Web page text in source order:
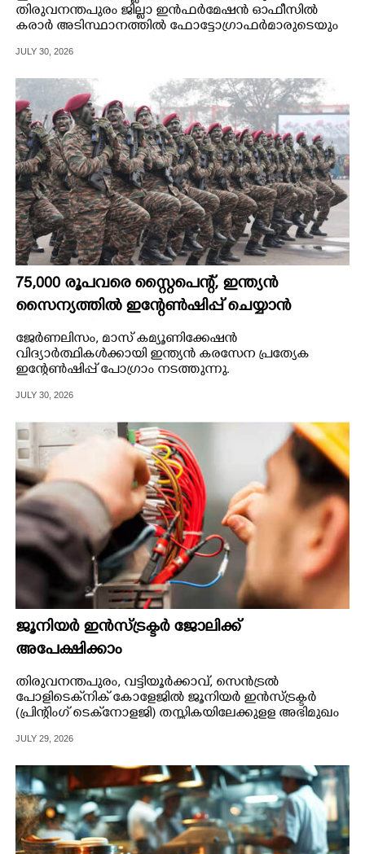
തിരുവനന്തപുരം ജില്ലാ ഇൻഫർമേഷൻ ഓഫീസിൽ
കരാർ അടിസ്ഥാനത്തിൽ ഫോട്ടോഗ്രാഫർമാരുടെയും
JULY 30, 2026
75,000 രൂപവരെ സ്റ്റൈപെന്റ്, ഇന്ത്യൻ
സൈന്യത്തിൽ ഇന്റേൺഷിപ്പ് ചെയ്യാൻ
വിദ്യാർത്ഥികൾക്ക് അവസരം
ജേർണലിസം, മാസ് കമ്യൂണിക്കേഷൻ
വിദ്യാർത്ഥികൾക്കായി ഇന്ത്യൻ കരസേന പ്രത്യേക
ഇന്റേൺഷിപ്പ് പോഗ്രാം നടത്തുന്നു.
JULY 30, 2026
ജൂനിയർ ഇൻസ്ട്രക്ടർ ജോലിക്ക്
അപേക്ഷിക്കാം
തിരുവനന്തപുരം, വട്ടിയൂർക്കാവ്, സെൻട്രൽ
പോളിടെക്‌നിക് കോളേജിൽ ജൂനിയർ ഇൻസ്ട്രക്ടർ
(പ്രിന്റിംഗ് ടെക്‌നോളജി) തസ്തികയിലേക്കുളള അഭിമുഖം
JULY 29, 2026